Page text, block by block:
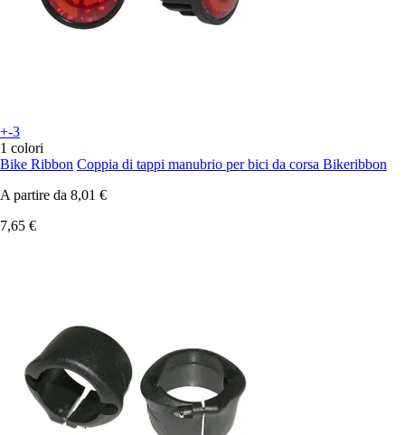
+-3
1 colori
Bike Ribbon Coppia di tappi manubrio per bici da corsa Bikeribbon
A partire da 8,01 €
7,65 €